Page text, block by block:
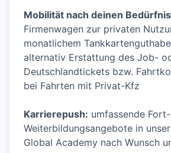
Mobilität nach deinen
Firmenwagen zur privaten
monatlichem
alternativ Erstattung des Job-
Deutschlandtickets bzw.
bei Fahrten mit Privat-Kfz
Karrierepush: umfassende
Weiterbildungsangebote in
Global Academy nach Wunsch